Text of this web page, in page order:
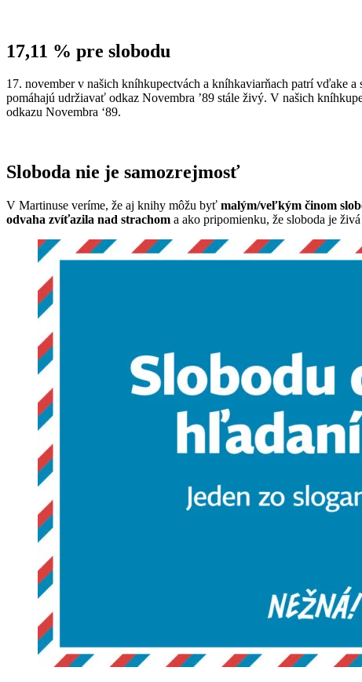
17,11 % pre slobodu
17. november v našich kníhkupectvách a kníhkaviarňach patrí vďake a
pomáhajú udržiavať odkaz Novembra ’89 stále živý. V našich
odkazu Novembra ‘89.
Sloboda nie je samozrejmosť
V Martinuse veríme, že aj knihy môžu byť malým/veľkým činom
odvaha zvíťazila nad strachom a ako pripomienku, že sloboda je